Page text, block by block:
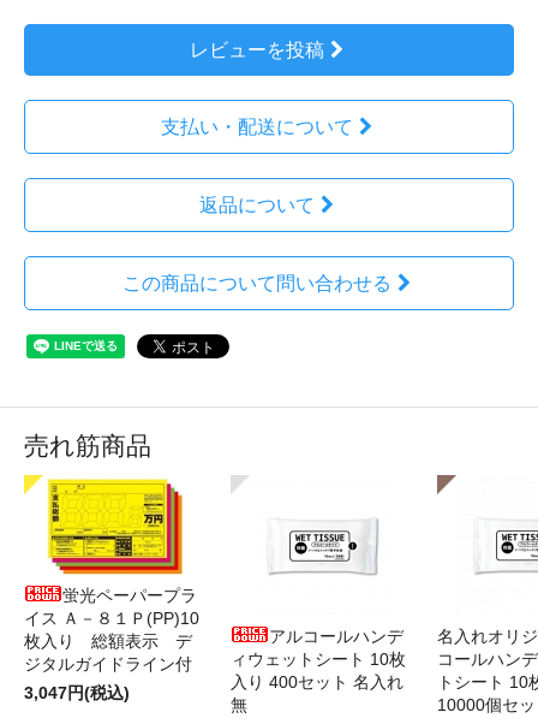
レビューを投稿
支払い・配送について
返品について
この商品について問い合わせる
売れ筋商品
蛍光ペーパープラ
イス Ａ－８１Ｐ(PP)10
枚入り 総額表示 デ
ジタルガイドライン付
3,047円(税込)
アルコールハンデ
ィウェットシート 10枚
入り 400セット 名入れ
無
名入れオリ
コールハン
トシート 10
10000個セ